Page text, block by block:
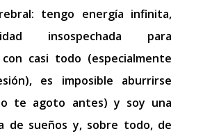
tengo energía infinita,
insospechada para
con casi todo (especialmente
es imposible aburrirse
te agoto antes) y soy una
de sueños y, sobre todo, de